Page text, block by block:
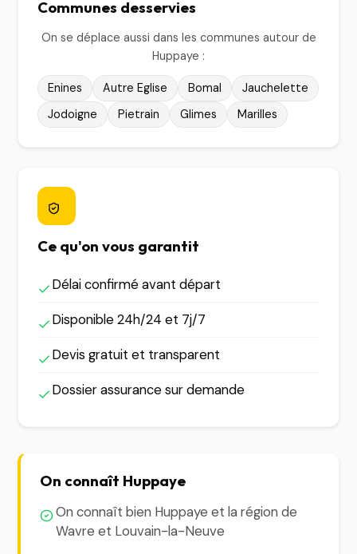
Communes desservies
On se déplace aussi dans les communes autour de
Huppaye :
Enines Autre Eglise Bomal
Jauchelette
Jodoigne
Pietrain Glimes Marilles
Ce qu'on vous garantit
Délai confirmé avant départ
Disponible 24h/24 et 7j/7
Devis gratuit et transparent
Dossier assurance sur demande
On connaît Huppaye
On connaît bien Huppaye et la région de
Wavre et Louvain-la-Neuve